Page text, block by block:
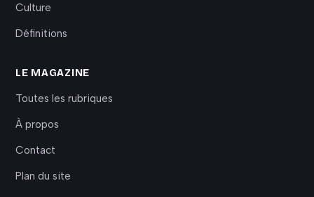
Culture
Définitions
LE MAGAZINE
Toutes les rubriques
À propos
Contact
Plan du site